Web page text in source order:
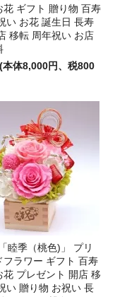
花 ギフト 贈り物 百寿
い お花 誕生日 長寿
移転 周年祝い お店
体8,000円、税800
「睦季（桃色)」 プリ
フラワー ギフト 百寿
花 プレゼント 開店 移
い 贈り物 お祝い 長